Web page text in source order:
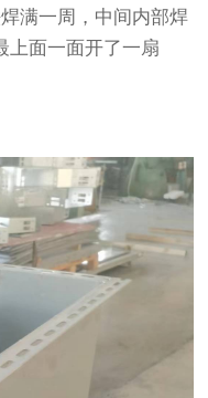
满一周，中间内部焊
上面一面开了一扇